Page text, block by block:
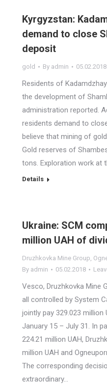
Kyrgyzstan:
demand to close
deposit
gold By admin 05.02.2018
Residents of
the development of
administration reported.
residents demand to
believe that mining of
Gold reserves of
tons. Exploration work at
Details
Ukraine: SCM
million UAH of
Druzhkovka Mine Group,
By admin 05.02.2018
Vesco, Druzhkovka Mine
all controlled by System
jointly pay 329.023
January 15 – July 31. In
224.21 million UAH,
million UAH and
The corresponding
extraordinary…